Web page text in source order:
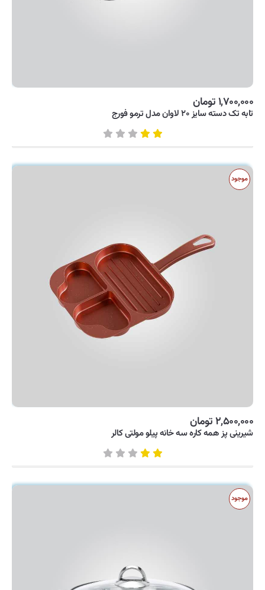
۱,۷۰۰,۰۰۰ تومان
تابه تک دسته سایز ۲۰ لاوان مدل ترمو فورج
موجود
۲,۵۰۰,۰۰۰ تومان
شیرینی پز همه کاره سه خانه پیلو مولتی کالر
موجود